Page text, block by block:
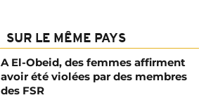
SUR LE MÊME PAYS
A El-Obeid, des femmes affirment
avoir été violées par des membres
des FSR